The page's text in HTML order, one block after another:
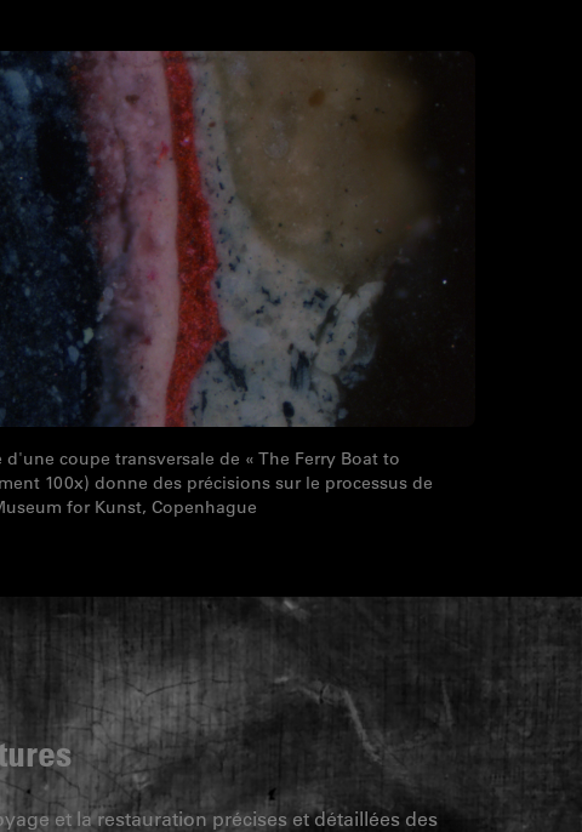
coupe transversale de « The Ferry Boat to
100x) donne des précisions sur le processus de
for Kunst, Copenhague
et la restauration précises et détaillées des